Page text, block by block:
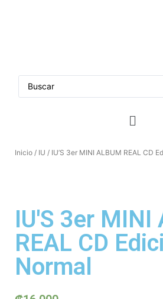
Inicio / IU / IU’S 3er MINI ALBUM REAL CD
IU'S 3er MINI
REAL CD
Normal